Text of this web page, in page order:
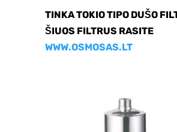
TINKA TOKIO TIPO DUŠO
ŠIUOS FILTRUS RASITE
WWW.OSMOSAS.LT